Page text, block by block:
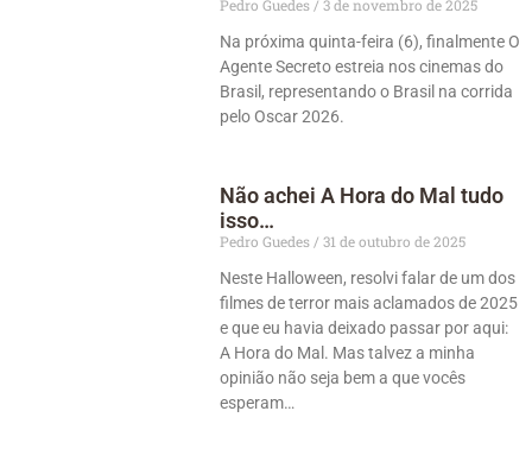
Pedro Guedes
3 de novembro de 2025
Na próxima quinta-feira (6), finalmente O
Agente Secreto estreia nos cinemas do
Brasil, representando o Brasil na corrida
pelo Oscar 2026.
Não achei A Hora do Mal tudo
isso…
Pedro Guedes
31 de outubro de 2025
Neste Halloween, resolvi falar de um dos
filmes de terror mais aclamados de 2025
e que eu havia deixado passar por aqui:
A Hora do Mal. Mas talvez a minha
opinião não seja bem a que vocês
esperam…